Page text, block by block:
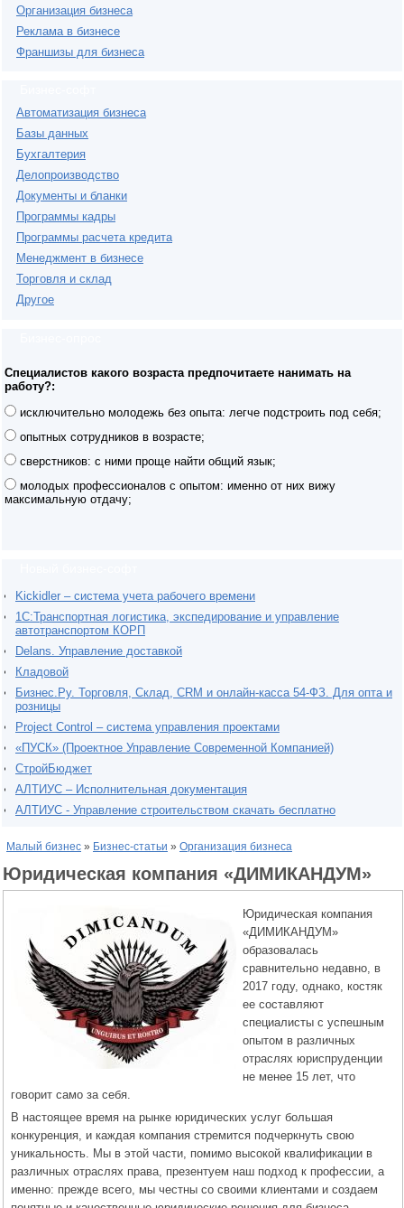
Организация бизнеса
Реклама в бизнесе
Франшизы для бизнеса
Автоматизация бизнеса
Базы данных
Бухгалтерия
Делопроизводство
Документы и бланки
Программы кадры
Программы расчета кредита
Менеджмент в бизнесе
Торговля и склад
Другое
Специалистов какого возраста предпочитаете нанимать на
работу?:
исключительно молодежь без опыта: легче подстроить под себя;
опытных сотрудников в возрасте;
сверстников: с ними проще найти общий язык;
молодых профессионалов с опытом: именно от них вижу
максимальную отдачу;
Kickidler – система учета рабочего времени
1С:Транспортная логистика, экспедирование и управление
автотранспортом КОРП
Delans. Управление доставкой
Кладовой
Бизнес.Ру. Торговля, Склад, CRM и онлайн-касса 54-ФЗ. Для опта и
розницы
Project Сontrol – система управления проектами
«ПУСК» (Проектное Управление Современной Компанией)
СтройБюджет
АЛТИУС – Исполнительная документация
АЛТИУС - Управление строительством скачать бесплатно
Малый бизнес » Бизнес-статьи » Организация бизнеса
Юридическая компания «ДИМИКАНДУМ»
Юридическая компания
«ДИМИКАНДУМ»
образовалась
сравнительно недавно, в
2017 году, однако, костяк
ее составляют
специалисты с успешным
опытом в различных
отраслях юриспруденции
не менее 15 лет, что
говорит само за себя.
В настоящее время на рынке юридических услуг большая
конкуренция, и каждая компания стремится подчеркнуть свою
уникальность. Мы в этой части, помимо высокой квалификации в
различных отраслях права, презентуем наш подход к профессии, а
именно: прежде всего, мы честны со своими клиентами и создаем